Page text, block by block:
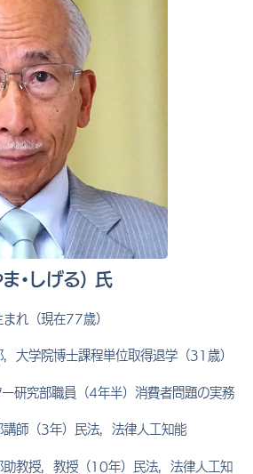
・しげる） 氏
れ（現在77歳）
大学院博士課程単位取得退学（31歳）
研究部職員（4年半）消費者問題の実務
師（3年）民法，法律人工知能
教授，教授（10年）民法，法律人工知